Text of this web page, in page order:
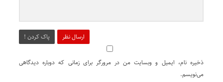
ارسال نظر پاک کردن !
ذخیره نام، ایمیل و وبسایت من در مرورگر برای زمانی که دوباره دیدگاهی
می‌نویسم.